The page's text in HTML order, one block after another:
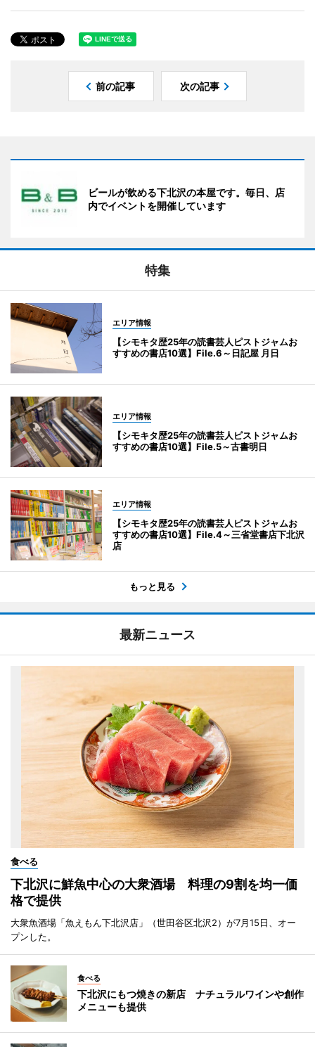
前の記事 次の記事
ビールが飲める下北沢の本屋です。毎日、店
内でイベントを開催しています
特集
エリア情報
【シモキタ歴25年の読書芸人ピストジャムお
すすめの書店10選】File.6～日記屋 月日
エリア情報
【シモキタ歴25年の読書芸人ピストジャムお
すすめの書店10選】File.5～古書明日
エリア情報
【シモキタ歴25年の読書芸人ピストジャムお
すすめの書店10選】File.4～三省堂書店下北沢
店
もっと見る
最新ニュース
食べる
下北沢に鮮魚中心の大衆酒場 料理の9割を均一価
格で提供
大衆魚酒場「魚えもん下北沢店」（世田谷区北沢2）が7月15日、オー
プンした。
食べる
下北沢にもつ焼きの新店 ナチュラルワインや創作
メニューも提供